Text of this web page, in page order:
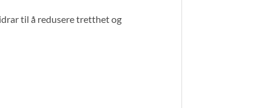
til å redusere tretthet og